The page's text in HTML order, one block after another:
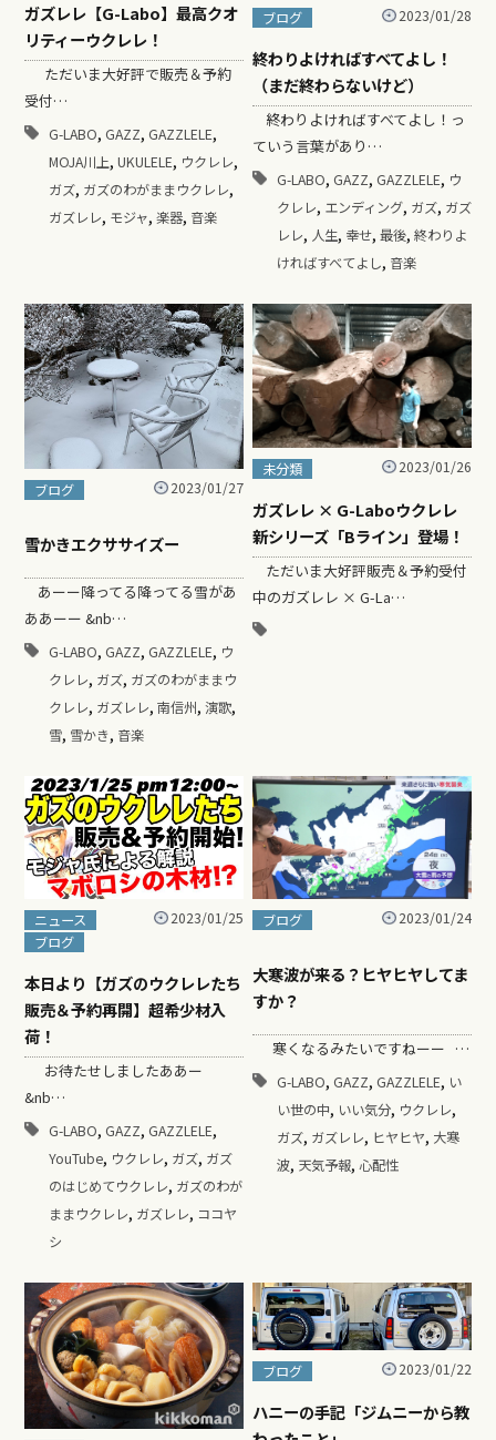
ガズレレ【G-Labo】最高クオ
リティーウクレレ！
ただいま大好評で販売＆予約
受付…
G-LABO, GAZZ, GAZZLELE,
MOJA川上, UKULELE, ウクレレ,
ガズ, ガズのわがままウクレレ,
ガズレレ, モジャ, 楽器, 音楽
ブログ 2023/01/28
終わりよければすべてよし！
（まだ終わらないけど）
終わりよければすべてよし！っ
ていう言葉があり…
G-LABO, GAZZ, GAZZLELE, ウ
クレレ, エンディング, ガズ, ガズ
レレ, 人生, 幸せ, 最後, 終わりよ
ければすべてよし, 音楽
ブログ 2023/01/27
雪かきエクササイズー
あーー降ってる降ってる雪があ
ああーー &nb…
G-LABO, GAZZ, GAZZLELE, ウ
クレレ, ガズ, ガズのわがままウ
クレレ, ガズレレ, 南信州, 演歌,
雪, 雪かき, 音楽
未分類 2023/01/26
ガズレレ × G-Laboウクレレ
新シリーズ「Bライン」登場！
ただいま大好評販売＆予約受付
中のガズレレ × G-La…
ニュース
ブログ
2023/01/25
本日より【ガズのウクレレたち
販売＆予約再開】超希少材入
荷！
お待たせしましたああー
&nb…
G-LABO, GAZZ, GAZZLELE,
YouTube, ウクレレ, ガズ, ガズ
のはじめてウクレレ, ガズのわが
ままウクレレ, ガズレレ, ココヤ
シ
ブログ 2023/01/24
大寒波が来る？ヒヤヒヤしてま
すか？
寒くなるみたいですねーー …
G-LABO, GAZZ, GAZZLELE, い
い世の中, いい気分, ウクレレ,
ガズ, ガズレレ, ヒヤヒヤ, 大寒
波, 天気予報, 心配性
ブログ 2023/01/22
ハニーの手記「ジムニーから教